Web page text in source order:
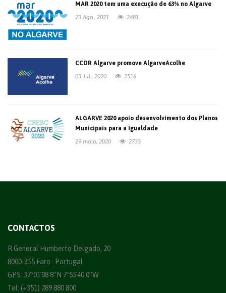
MAR 2020 tem uma execução de 63% no Algarve
23 Ago., 2021
2481
CCDR Algarve promove AlgarveAcolhe
03 Jul., 2020
2516
ALGARVE 2020 apoio desenvolvimento dos Planos
Municipais para a Igualdade
29 maio, 2020
2735
CONTACTOS
R.General Humberto Delgado, 20
8000-355 Faro · Portugal
GPS: 37º01´08.8”N 7º55´40.0”W
Tel: (+351) 289 880 800